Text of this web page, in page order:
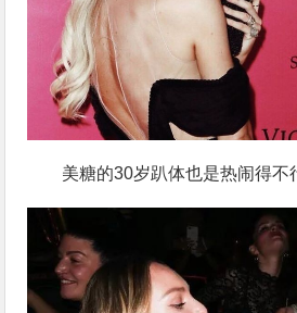
美糖的30岁趴体也是热闹得不